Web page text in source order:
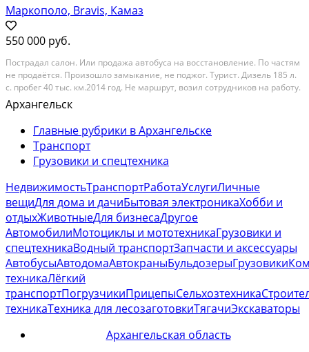
Маркополо, Bravis, Камаз
550 000 руб.
Пострадал салон. Или продажа автобуса на восстановление. По частям
не продаётся. Произошло замыкание, не поджог. Турист. Дизель 185 л.
с. пробег 40 тыс. км.2014 год. Не маршрут, возил сотрудников на работу.
Категория: грузовики и спецтехника
Архангельск
Главные рубрики в Архангельске
Транспорт
Грузовики и спецтехника
НедвижимостьТранспортРаботаУслугиЛичные
вещиДля дома и дачиБытовая электроникаХобби и
отдыхЖивотныеДля бизнесаДругое
АвтомобилиМотоциклы и мототехникаГрузовики и
спецтехникаВодный транспортЗапчасти и аксессуары
АвтобусыАвтодомаАвтокраныБульдозерыГрузовики
техникаЛёгкий
транспортПогрузчикиПрицепыСельхозтехника
техникаТехника для лесозаготовкиТягачиЭкскаваторы
Архангельская область